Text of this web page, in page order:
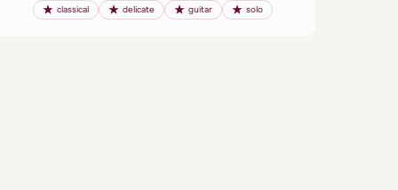
classical delicate guitar solo